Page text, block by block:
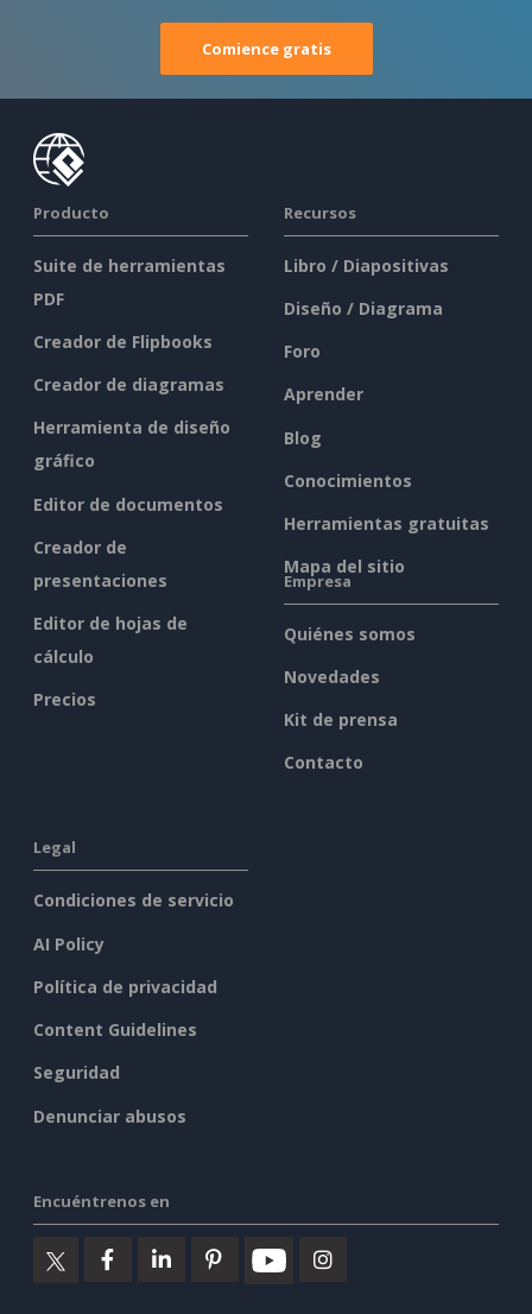
Comience gratis
Producto
Suite de herramientas
PDF
Creador de Flipbooks
Creador de diagramas
Herramienta de diseño
gráfico
Editor de documentos
Creador de
presentaciones
Editor de hojas de
cálculo
Precios
Recursos
Libro / Diapositivas
Diseño / Diagrama
Foro
Aprender
Blog
Conocimientos
Herramientas gratuitas
Mapa del sitio
Empresa
Quiénes somos
Novedades
Kit de prensa
Contacto
Legal
Condiciones de servicio
AI Policy
Política de privacidad
Content Guidelines
Seguridad
Denunciar abusos
Encuéntrenos en